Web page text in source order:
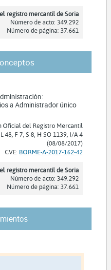
registro mercantil de Soria
Número de acto: 349.292
Número de página: 37.661
a Administrador único
Oficial del Registro Mercantil
48, F 7, S 8, H SO 1139, I/A 4
(08/08/2017)
CVE: BORME-A-2017-162-42
registro mercantil de Soria
Número de acto: 349.292
Número de página: 37.661